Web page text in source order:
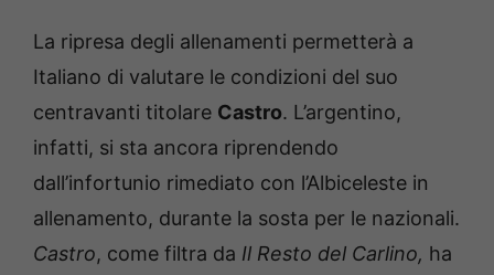
La ripresa degli allenamenti permetterà a
Italiano di valutare le condizioni del suo
centravanti titolare Castro. L’argentino,
infatti, si sta ancora riprendendo
dall’infortunio rimediato con l’Albiceleste in
allenamento, durante la sosta per le nazionali.
Castro, come filtra da Il Resto del Carlino, ha